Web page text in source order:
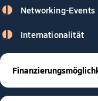
Networking-Events
Internationalität
MitBAföG,Stipendien